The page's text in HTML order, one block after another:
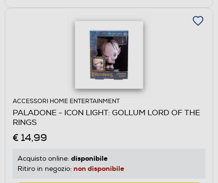
ACCESSORI HOME ENTERTAINMENT
PALADONE - ICON LIGHT: GOLLUM LORD OF THE
RINGS
€ 14,99
Acquisto online: disponibile
Ritiro in negozio: non disponibile